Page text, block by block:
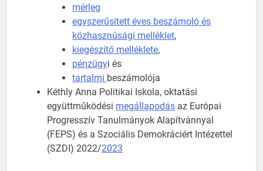
mérleg
egyszerűsített éves beszámoló és
közhasznúsági melléklet,
kiegészítő melléklete,
pénzügyi és
tartalmi beszámolója
Kéthly Anna Politikai Iskola, oktatási
együttműködési megállapodás az Európai
Progresszív Tanulmányok Alapítvánnyal
(FEPS) és a Szociális Demokráciért Intézettel
(SZDI) 2022/2023